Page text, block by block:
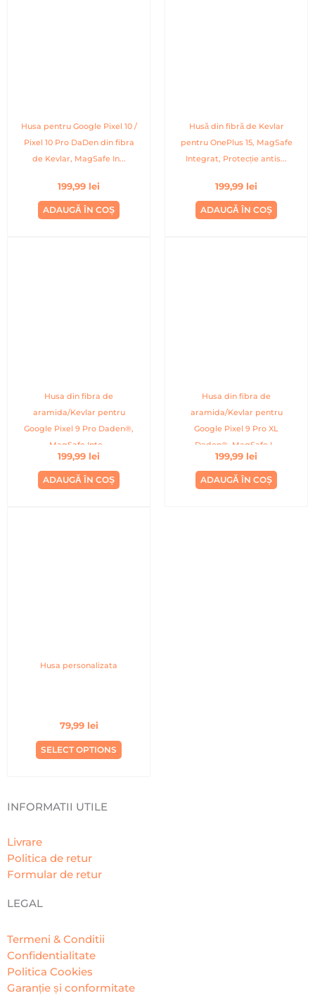
Husa pentru Google Pixel 10 /
Pixel 10 Pro DaDen din fibra
de Kevlar, MagSafe In...
199,99 lei
ADAUGĂ ÎN COȘ
Husă din fibră de Kevlar
pentru OnePlus 15, MagSafe
Integrat, Protecție antis...
199,99 lei
ADAUGĂ ÎN COȘ
Husa din fibra de
aramida/Kevlar pentru
Google Pixel 9 Pro Daden®,
MagSafe Inte...
199,99 lei
ADAUGĂ ÎN COȘ
Husa din fibra de
aramida/Kevlar pentru
Google Pixel 9 Pro XL
Daden®, MagSafe I...
199,99 lei
ADAUGĂ ÎN COȘ
Husa personalizata
79,99 lei
SELECT OPTIONS
INFORMATII UTILE
Livrare
Politica de retur
Formular de retur
LEGAL
Termeni & Conditii
Confidentialitate
Politica Cookies
Garanție și conformitate